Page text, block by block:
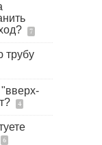
7
трубу
4
6